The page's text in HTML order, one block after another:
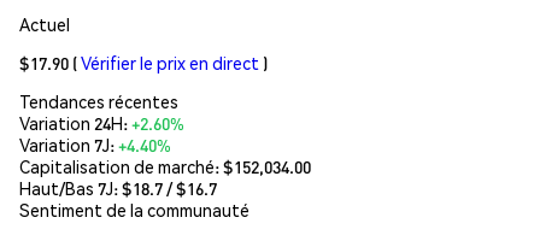
Actuel
$17.90 (Vérifier le prix en direct )
Tendances récentes
Variation 24H:+2.60%
Variation 7J:+4.40%
Capitalisation de marché:$152,034.00
Haut/Bas 7J: $18.7/ $16.7
Sentiment de la communauté